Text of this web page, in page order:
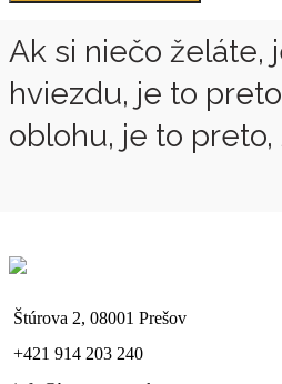
Ak si niečo želáte,
hviezdu, je to
oblohu, je to
Štúrova 2, 08001 Prešov
+421 914 203 240